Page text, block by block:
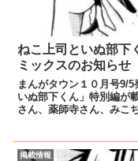
ねこ上司といぬ部下
ミックスのお知らせ
まんがタウン１０月号9/
いぬ部下くん」特別編が
さん、薬師寺さん、みこ
掲載情報